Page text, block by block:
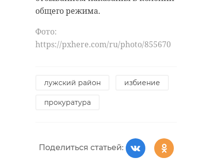
общего режима.
Фото:
https://pxhere.com/ru/photo/855670
лужский район избиение
прокуратура
Поделиться статьей: